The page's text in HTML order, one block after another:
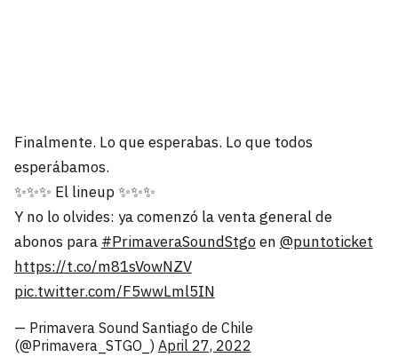
Finalmente. Lo que esperabas. Lo que todos
esperábamos.
✨✨✨ El lineup ✨✨✨
Y no lo olvides: ya comenzó la venta general de
abonos para #PrimaveraSoundStgoen @puntoticket
https://t.co/m81sVowNZV
pic.twitter.com/F5wwLml5IN
— Primavera Sound Santiago de Chile
(@Primavera_STGO_) April 27, 2022